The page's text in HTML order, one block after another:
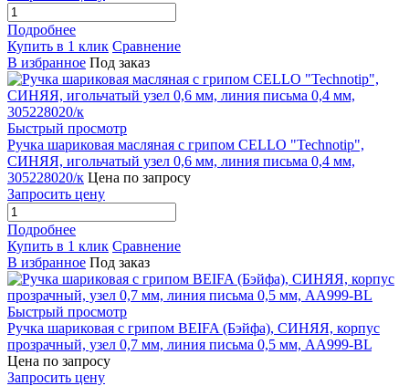
Подробнее
Купить в 1 клик Сравнение
В избранное Под заказ
Быстрый просмотр
Ручка шариковая масляная с грипом CELLO "Technotip",
СИНЯЯ, игольчатый узел 0,6 мм, линия письма 0,4 мм,
305228020/к Цена по запросу
Запросить цену
Подробнее
Купить в 1 клик Сравнение
В избранное Под заказ
Быстрый просмотр
Ручка шариковая с грипом BEIFA (Бэйфа), СИНЯЯ, корпус
прозрачный, узел 0,7 мм, линия письма 0,5 мм, AA999-BL
Цена по запросу
Запросить цену